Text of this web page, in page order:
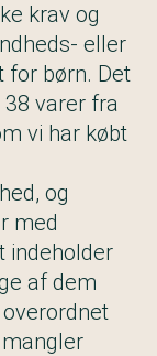
krav og
eller
børn. Det
varer fra
vi har købt
og
med
indeholder
af dem